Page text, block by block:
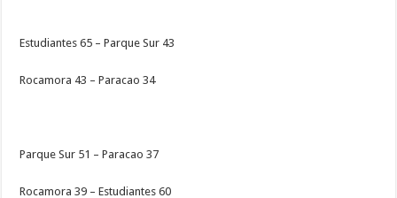
Estudiantes 65 – Parque Sur 43
Rocamora 43 – Paracao 34
Parque Sur 51 – Paracao 37
Rocamora 39 – Estudiantes 60